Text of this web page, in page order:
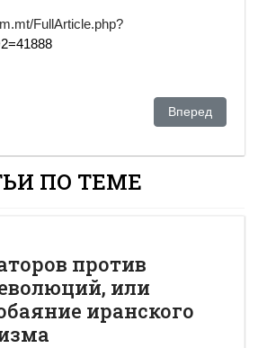
FullArticle.php?
Кажегельдин: «Прямого контакта
Следующий:
Вперед
ПО ТЕМЕ
против
или
иранского